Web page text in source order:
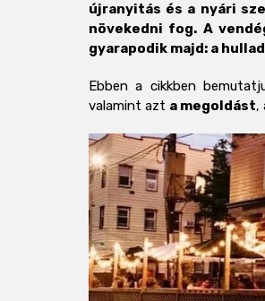
újranyitás és a nyári
növekedni fog. A
gyarapodik majd: a
Ebben a cikkben
valamint azt a megoldást,